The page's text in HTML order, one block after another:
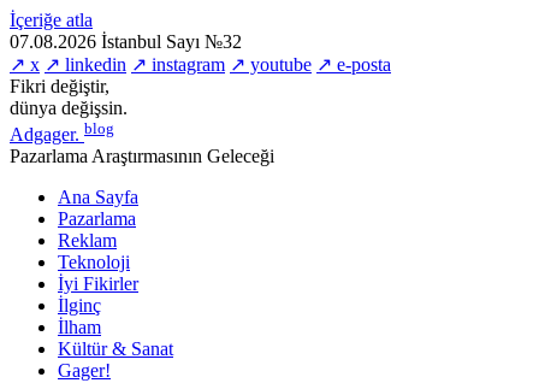
İçeriğe atla
07.08.2026 İstanbul Sayı №32
↗ x ↗ linkedin ↗ instagram ↗ youtube ↗ e-posta
Fikri değiştir,
dünya değişsin.
Adgager. blog
Pazarlama Araştırmasının Geleceği
Ana Sayfa
Pazarlama
Reklam
Teknoloji
İyi Fikirler
İlginç
İlham
Kültür & Sanat
Gager!